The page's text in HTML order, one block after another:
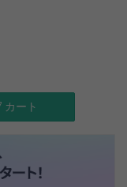
カート